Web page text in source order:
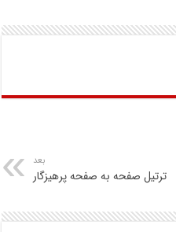
بعد
ترتیل صفحه به صفحه پرهیزگار